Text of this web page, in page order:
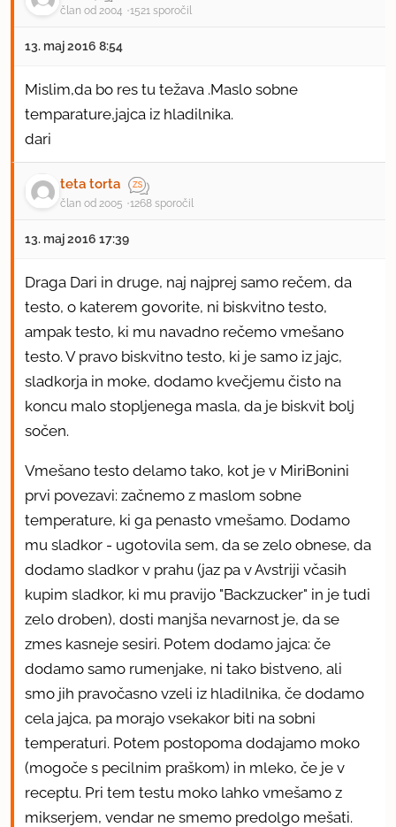
član od 2004 1521 sporočil
13. maj 2016 8:54
Mislim,da bo res tu težava .Maslo sobne
temparature,jajca iz hladilnika.
dari
teta torta
član od 2005 1268 sporočil
13. maj 2016 17:39
Draga Dari in druge, naj najprej samo rečem, da
testo, o katerem govorite, ni biskvitno testo,
ampak testo, ki mu navadno rečemo vmešano
testo. V pravo biskvitno testo, ki je samo iz jajc,
sladkorja in moke, dodamo kvečjemu čisto na
koncu malo stopljenega masla, da je biskvit bolj
sočen.
Vmešano testo delamo tako, kot je v MiriBonini
prvi povezavi: začnemo z maslom sobne
temperature, ki ga penasto vmešamo. Dodamo
mu sladkor - ugotovila sem, da se zelo obnese, da
dodamo sladkor v prahu (jaz pa v Avstriji včasih
kupim sladkor, ki mu pravijo "Backzucker" in je tudi
zelo droben), dosti manjša nevarnost je, da se
zmes kasneje sesiri. Potem dodamo jajca: če
dodamo samo rumenjake, ni tako bistveno, ali
smo jih pravočasno vzeli iz hladilnika, če dodamo
cela jajca, pa morajo vsekakor biti na sobni
temperaturi. Potem postopoma dodajamo moko
(mogoče s pecilnim praškom) in mleko, če je v
receptu. Pri tem testu moko lahko vmešamo z
mikserjem, vendar ne smemo predolgo mešati.